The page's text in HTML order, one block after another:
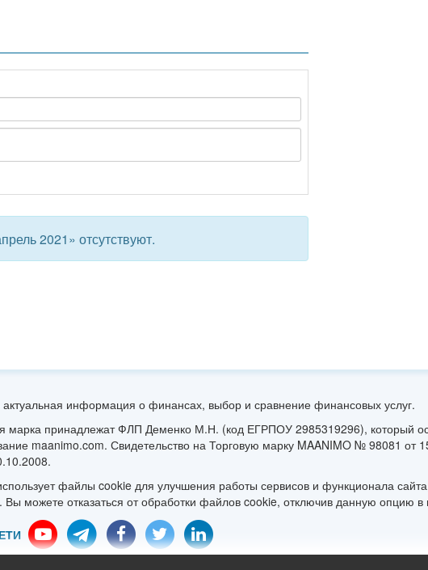
информация о финансах, выбор и сравнение финансовых услуг.
марка принадлежат ФЛП Деменко М.Н. (код ЕГРПОУ 2985319296), который
maanimo.com. Свидетельство на Торговую марку MAANIMO № 98081 от
файлы cookie для улучшения работы сервисов и функционала
Вы можете отказаться от обработки файлов cookie, отключив данную опцию в